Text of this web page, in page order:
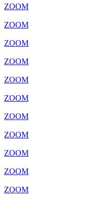
ZOOM
ZOOM
ZOOM
ZOOM
ZOOM
ZOOM
ZOOM
ZOOM
ZOOM
ZOOM
ZOOM